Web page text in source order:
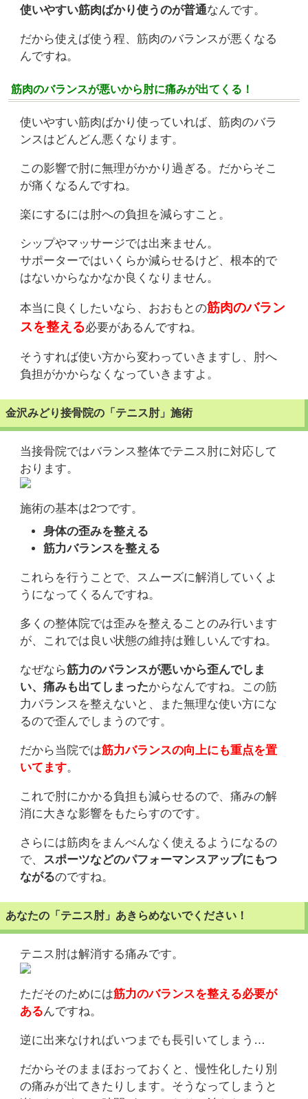
使いやすい筋肉ばかり使うのが普通なんです。
だから使えば使う程、筋肉のバランスが悪くなる
んですね。
筋肉のバランスが悪いから肘に痛みが出てくる！
使いやすい筋肉ばかり使っていれば、筋肉のバラ
ンスはどんどん悪くなります。
この影響で肘に無理がかかり過ぎる。だからそこ
が痛くなるんですね。
楽にするには肘への負担を減らすこと。
シップやマッサージでは出来ません。
サポーターではいくらか減らせるけど、根本的で
はないからなかなか良くなりません。
本当に良くしたいなら、おおもとの筋肉のバラン
スを整える必要があるんですね。
そうすれば使い方から変わっていきますし、肘へ
負担がかからなくなっていきますよ。
金沢みどり接骨院の「テニス肘」施術
当接骨院ではバランス整体でテニス肘に対応して
おります。
施術の基本は2つです。
身体の歪みを整える
筋力バランスを整える
これらを行うことで、スムーズに解消していくよ
うになってくるんですね。
多くの整体院では歪みを整えることのみ行います
が、これでは良い状態の維持は難しいんですね。
なぜなら筋力のバランスが悪いから歪んでしま
い、痛みも出てしまったからなんですね。この筋
力バランスを整えないと、また無理な使い方にな
るので歪んでしまうのです。
だから当院では筋力バランスの向上にも重点を置
いてます。
これで肘にかかる負担も減らせるので、痛みの解
消に大きな影響をもたらすのです。
さらには筋肉をまんべんなく使えるようになるの
で、 スポーツなどのパフォーマンスアップにもつ
ながるのですね。
あなたの「テニス肘」あきらめないでください！
テニス肘は解消する痛みです。
ただそのためには筋力のバランスを整える必要が
あるんですね。
逆に出来なければいつまでも長引いてしまう…
だからそのままほおっておくと、慢性化したり別
の痛みが出てきたりします。そうなってしまうと